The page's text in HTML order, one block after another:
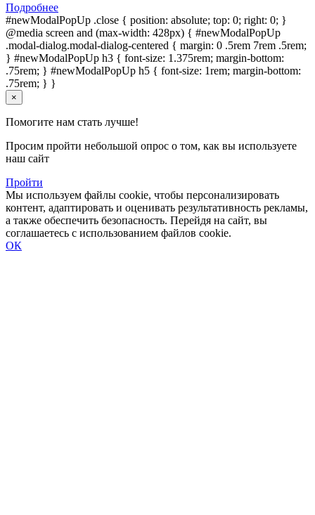
Подробнее
#newModalPopUp .close { position: absolute; top: 0; right: 0; }
@media screen and (max-width: 428px) { #newModalPopUp
.modal-dialog.modal-dialog-centered { margin: 0 .5rem 7rem .5rem;
} #newModalPopUp h3 { font-size: 1.375rem; margin-bottom:
.75rem; } #newModalPopUp h5 { font-size: 1rem; margin-bottom:
.75rem; } }
×
Помогите нам стать лучше!
Просим пройти небольшой опрос о том, как вы используете
наш сайт
Пройти
Мы используем файлы cookie, чтобы персонализировать
контент, адаптировать и оценивать результативность рекламы,
а также обеспечить безопасность. Перейдя на сайт, вы
соглашаетесь с использованием файлов cookie.
ОК